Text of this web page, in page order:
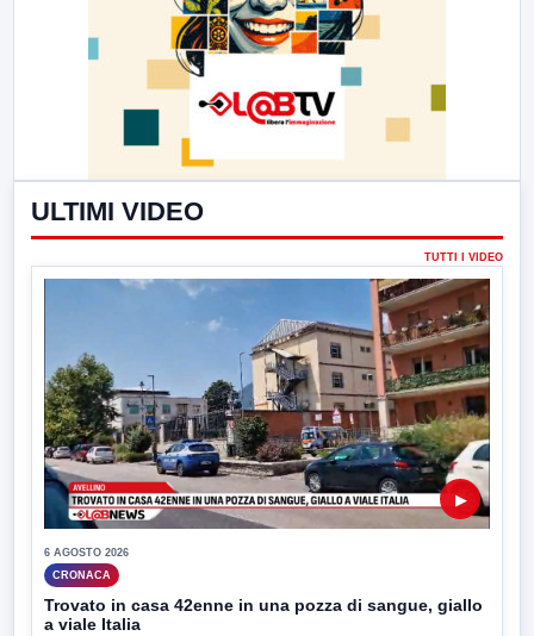
ULTIMI VIDEO
TUTTI I VIDEO
▶
6 AGOSTO 2026
CRONACA
Trovato in casa 42enne in una pozza di sangue, giallo
a viale Italia